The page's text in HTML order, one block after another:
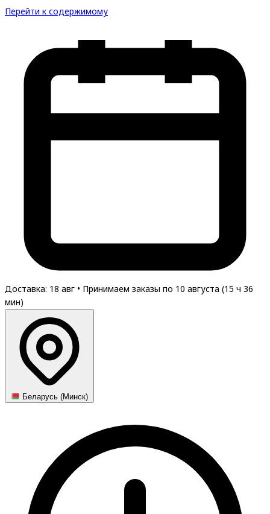
Перейти к содержимому
Доставка: 18 авг • Принимаем заказы по 10 августа (15 ч 36
мин)
Беларусь (Минск)